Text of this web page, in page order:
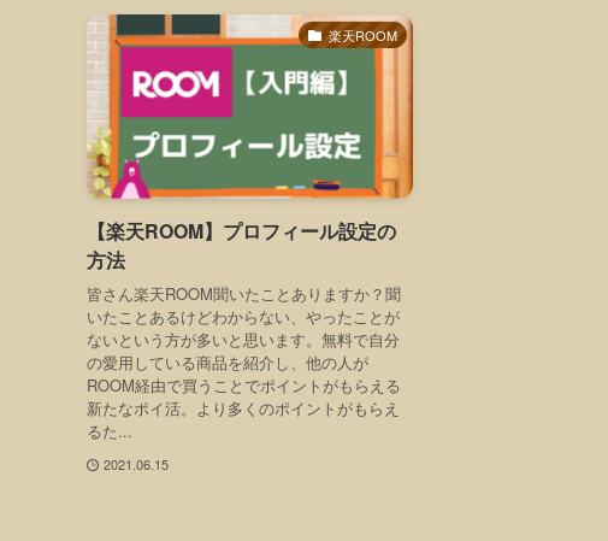
楽天ROOM
【楽天ROOM】プロフィール設定の
方法
皆さん楽天ROOM聞いたことありますか？聞
いたことあるけどわからない、やったことが
ないという方が多いと思います。無料で自分
の愛用している商品を紹介し、他の人が
ROOM経由で買うことでポイントがもらえる
新たなポイ活。より多くのポイントがもらえ
るた...
2021.06.15